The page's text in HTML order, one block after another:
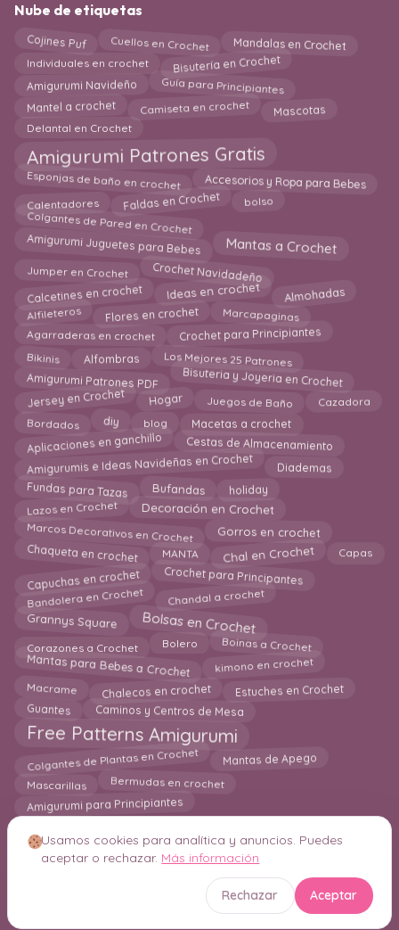
Nube de etiquetas
Cojines Puf Cuellos en Crochet Mandalas en Crochet
Individuales en crochet Bisutería en Crochet
Amigurumi Navideño Guía para Principiantes
Mantel a crochet Camiseta en crochet Mascotas
Delantal en Crochet
Amigurumi Patrones Gratis
Esponjas de baño en crochet Accesorios y Ropa para Bebes
Calentadores Faldas en Crochet bolso
Colgantes de Pared en Crochet
Amigurumi Juguetes para Bebes Mantas a Crochet
Jumper en Crochet Crochet Navidadeño
Calcetines en crochet Ideas en crochet Almohadas
Alfileteros Flores en crochet Marcapaginas
Agarraderas en crochet Crochet para Principiantes
Bikinis Alfombras Los Mejores 25 Patrones
Amigurumi Patrones PDF Bisuteria y Joyeria en Crochet
Jersey en Crochet Hogar Juegos de Baño Cazadora
Bordados diy blog Macetas a crochet
Aplicaciones en ganchillo Cestas de Almacenamiento
Amigurumis e Ideas Navideñas en Crochet Diademas
Fundas para Tazas Bufandas holiday
Lazos en Crochet Decoración en Crochet
Marcos Decorativos en Crochet Gorros en crochet
Chaqueta en crochet MANTA Chal en Crochet Capas
Capuchas en crochet Crochet para Principantes
Bandolera en Crochet Chandal a crochet
Grannys Square Bolsas en Crochet
Corazones a Crochet Bolero Boinas a Crochet
Mantas para Bebes a Crochet kimono en crochet
Macrame Chalecos en crochet Estuches en Crochet
Guantes Caminos y Centros de Mesa
Free Patterns Amigurumi
Colgantes de Plantas en Crochet Mantas de Apego
Mascarillas Bermudas en crochet
Amigurumi para Principiantes
© 2026 Crochetisimo. Todos los derechos reservados.
Usamos cookies para analítica y anuncios. Puedes
aceptar o rechazar. Más información
Rechazar Aceptar